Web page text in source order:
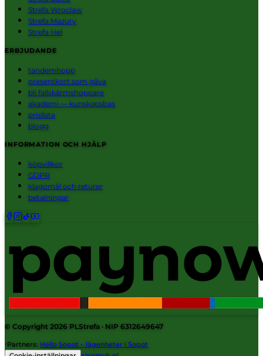
Strefa Wroclaw
Strefa Mazury
Strefa Hel
ERBJUDANDE
tandemhopp
presentkort som gåva
bli fallskärmshoppare
akademi — kunskapsbas
prislista
blogg
INFORMATION OCH HJÄLP
köpvillkor
GDPR
klagomål och returer
betalningar
© Copyright 2026 PLStrefa · NIP 6312649647
·Partners: Hello Sopot – lägenheter i Sopot